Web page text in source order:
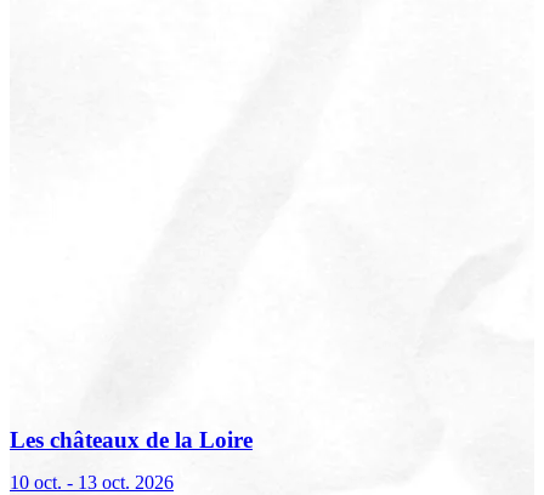
Les châteaux de la Loire
10 oct. - 13 oct. 2026